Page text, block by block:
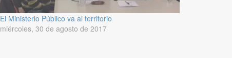
El Ministerio Público va al territorio
miércoles, 30 de agosto de 2017